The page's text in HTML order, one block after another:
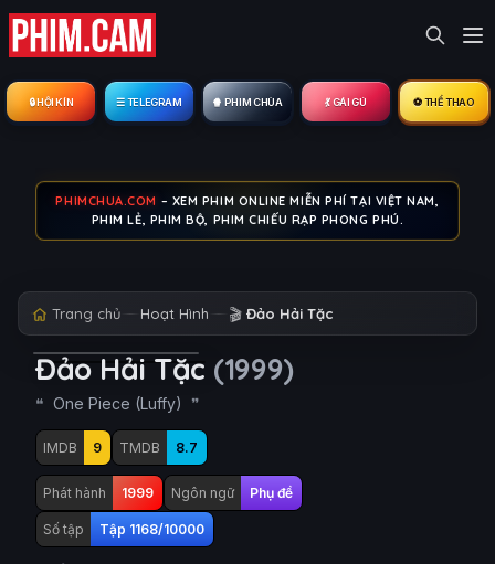
🔒︎ HỘI KÍN ☰ TELEGRAM 🍿 PHIM CHÙA 💃 GÁI GÚ ⚽ THỂ THAO
PHIMCHUA.COM – XEM PHIM ONLINE MIỄN PHÍ TẠI VIỆT NAM,
PHIM LẺ, PHIM BỘ, PHIM CHIẾU RẠP PHONG PHÚ.
Trang chủ Hoạt Hình 🎬 Đảo Hải Tặc
Đảo Hải Tặc (1999)
One Piece (Luffy)
IMDB 9 TMDB 8.7
Phát hành 1999 Ngôn ngữ Phụ đề
Số tập Tập 1168/10000